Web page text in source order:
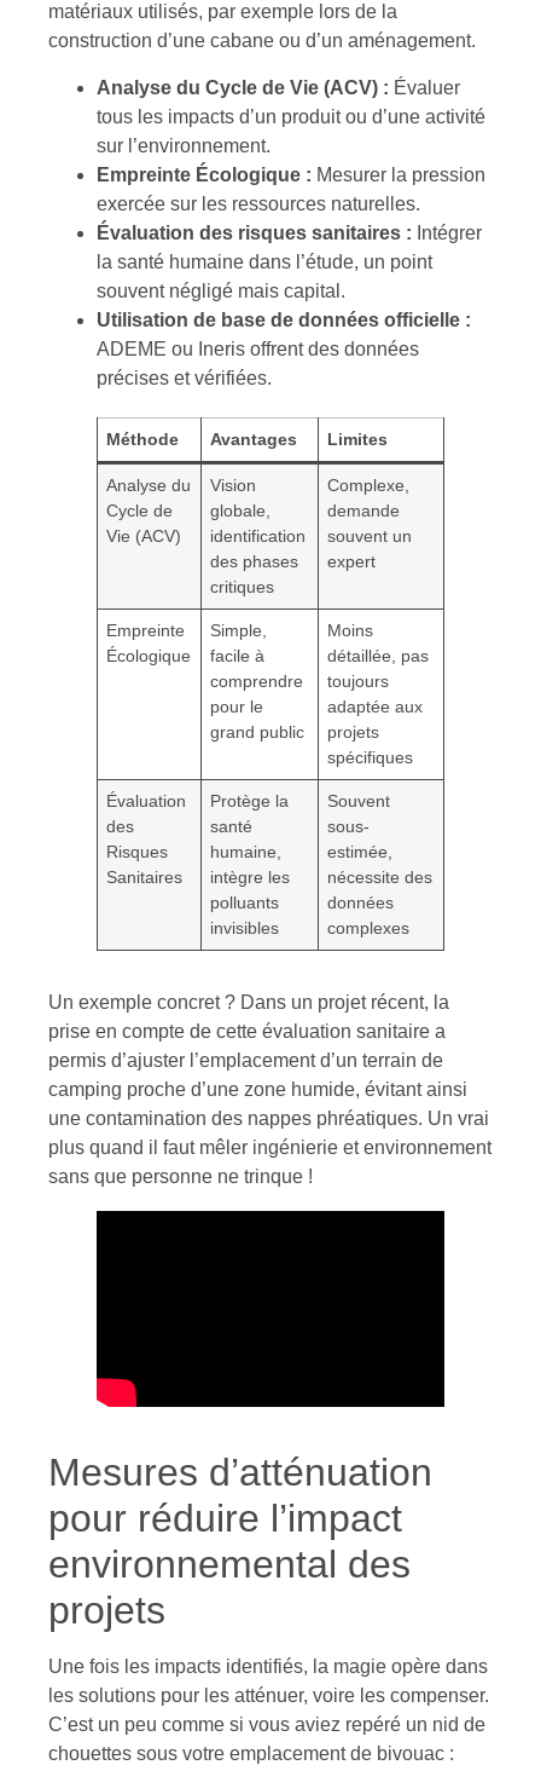
matériaux utilisés, par exemple lors de la
construction d’une cabane ou d’un aménagement.
Analyse du Cycle de Vie (ACV) : Évaluer
tous les impacts d’un produit ou d’une activité
sur l’environnement.
Empreinte Écologique : Mesurer la pression
exercée sur les ressources naturelles.
Évaluation des risques sanitaires : Intégrer
la santé humaine dans l’étude, un point
souvent négligé mais capital.
Utilisation de base de données officielle :
ADEME ou Ineris offrent des données
précises et vérifiées.
Méthode Avantages Limites
Analyse du
Cycle de
Vie (ACV)
Vision
globale,
identification
des phases
critiques
Complexe,
demande
souvent un
expert
Empreinte
Écologique
Simple,
facile à
comprendre
pour le
grand public
Moins
détaillée, pas
toujours
adaptée aux
projets
spécifiques
Évaluation
des
Risques
Sanitaires
Protège la
santé
humaine,
intègre les
polluants
invisibles
Souvent
sous-
estimée,
nécessite des
données
complexes
Un exemple concret ? Dans un projet récent, la
prise en compte de cette évaluation sanitaire a
permis d’ajuster l’emplacement d’un terrain de
camping proche d’une zone humide, évitant ainsi
une contamination des nappes phréatiques. Un vrai
plus quand il faut mêler ingénierie et environnement
sans que personne ne trinque !
Mesures d’atténuation
pour réduire l’impact
environnemental des
projets
Une fois les impacts identifiés, la magie opère dans
les solutions pour les atténuer, voire les compenser.
C’est un peu comme si vous aviez repéré un nid de
chouettes sous votre emplacement de bivouac :